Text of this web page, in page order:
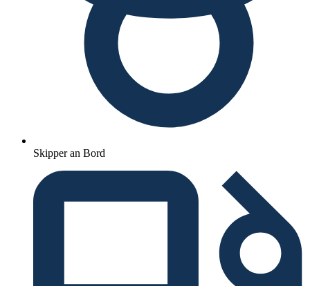
Skipper an Bord